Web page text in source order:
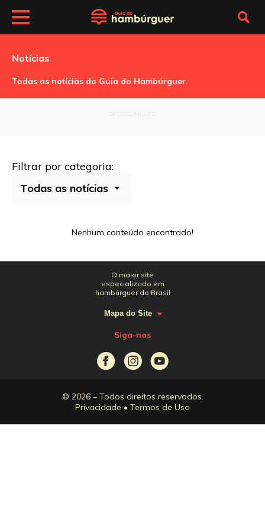
Notícias
Todas as notícias do Guia do Hambúrguer.
Filtrar por categoria:
Nenhum conteúdo encontrado!
O maior site
especializado em
hambúrguer do Brasil
Mapa do Site
Siga-nos
© 2026 – Todos direitos reservados.
Privacidade • Termos de Uso